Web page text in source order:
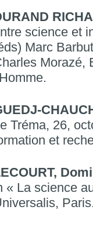
science et
Marc
Morazé,
Tréma, 26,
et
« La science